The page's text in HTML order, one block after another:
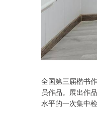
全国第三届楷书
员作品。展出作
水平的一次集中